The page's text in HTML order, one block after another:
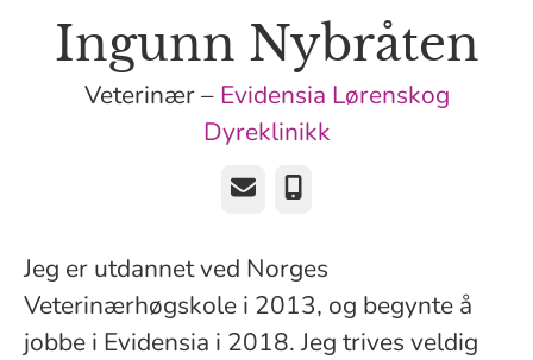
Ingunn Nybråten
Veterinær – Evidensia Lørenskog
Dyreklinikk
E-post Telefonnummer
Jeg er utdannet ved Norges
Veterinærhøgskole i 2013, og begynte å
jobbe i Evidensia i 2018. Jeg trives veldig